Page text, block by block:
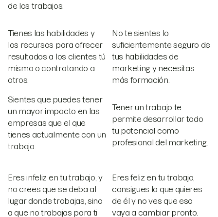
de los trabajos.
Tienes las habilidades y
los recursos para ofrecer
resultados a los clientes tú
mismo o contratando a
otros.
No te sientes lo
suficientemente seguro de
tus habilidades de
marketing y necesitas
más formación.
Sientes que puedes tener
un mayor impacto en las
empresas que el que
tienes actualmente con un
trabajo.
Tener un trabajo te
permite desarrollar todo
tu potencial como
profesional del marketing.
Eres infeliz en tu trabajo, y
no crees que se deba al
lugar donde trabajas, sino
a que no trabajas para ti
Eres feliz en tu trabajo,
consigues lo que quieres
de él y no ves que eso
vaya a cambiar pronto.